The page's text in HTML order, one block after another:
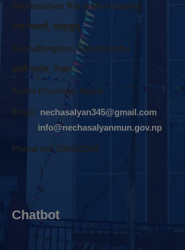
Nechasalyan Rural Municipality
नेचा वेतघारी, साेलुखुम्बु
NechaBetghari, Solukhumbu
काेशी प्रदेश, नेपाल
Koshi Province, Nepal
Email: nechasalyan345@gmail.com
info@nechasalyanmun.gov.np
Phone no: 038412302
Chatbot